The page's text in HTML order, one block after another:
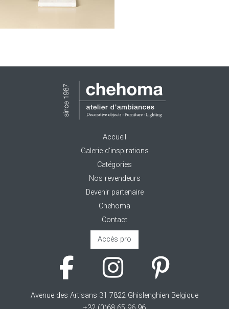
Accueil
Galerie d'inspirations
Catégories
Nos revendeurs
Devenir partenaire
Chehoma
Contact
Accès pro
Avenue des Artisans 31 7822 Ghislenghien Belgique